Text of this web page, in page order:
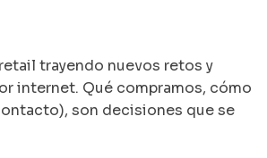
trayendo nuevos retos y
internet. Qué compramos, cómo
son decisiones que se